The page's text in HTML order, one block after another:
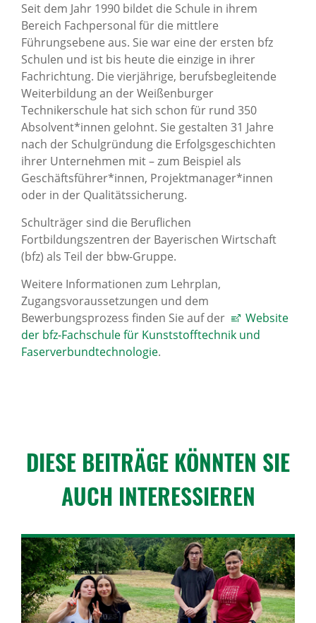
Seit dem Jahr 1990 bildet die Schule in ihrem
Bereich Fachpersonal für die mittlere
Führungsebene aus. Sie war eine der ersten bfz
Schulen und ist bis heute die einzige in ihrer
Fachrichtung. Die vierjährige, berufsbegleitende
Weiterbildung an der Weißenburger
Technikerschule hat sich schon für rund 350
Absolvent*innen gelohnt. Sie gestalten 31 Jahre
nach der Schulgründung die Erfolgsgeschichten
ihrer Unternehmen mit – zum Beispiel als
Geschäftsführer*innen, Projektmanager*innen
oder in der Qualitätssicherung.
Schulträger sind die Beruflichen
Fortbildungszentren der Bayerischen Wirtschaft
(bfz) als Teil der bbw-Gruppe.
Weitere Informationen zum Lehrplan,
Zugangsvoraussetzungen und dem
Bewerbungsprozess finden Sie auf der
Website
der bfz-Fachschule für Kunststofftechnik und
Faserverbundtechnologie.
DIESE BEITRÄGE KÖNNTEN SIE
AUCH INTER­ES­SIEREN